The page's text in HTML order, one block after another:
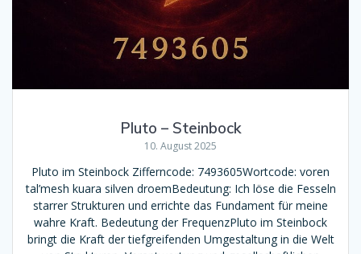
Pluto – Steinbock
10. August 2025
Pluto im Steinbock Zifferncode: 7493605Wortcode: voren
tal’mesh kuara silven droemBedeutung: Ich löse die Fesseln
starrer Strukturen und errichte das Fundament für meine
wahre Kraft. Bedeutung der FrequenzPluto im Steinbock
bringt die Kraft der tiefgreifenden Umgestaltung in die Welt